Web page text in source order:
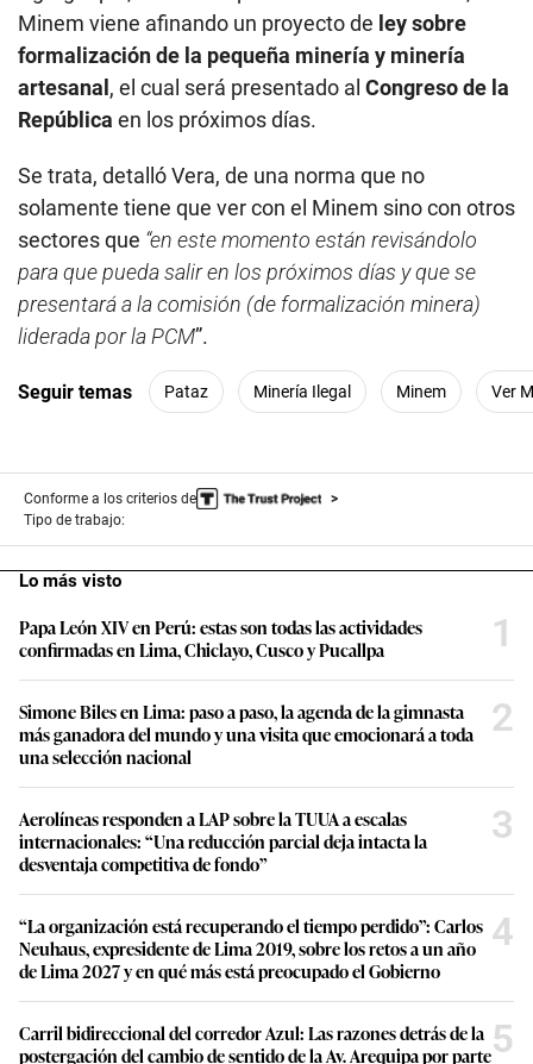
Minem viene afinando un proyecto de ley sobre
formalización de la pequeña minería y minería
artesanal , el cual será presentado al Congreso de la
República en los próximos días.
Se trata, detalló Vera, de una norma que no
solamente tiene que ver con el Minem sino con otros
sectores que “en este momento están revisándolo
para que pueda salir en los próximos días y que se
presentará a la comisión (de formalización minera)
liderada por la PCM”.
Seguir temas Pataz Minería Ilegal Minem Ver
Conforme a los criterios de
Tipo de trabajo:
Lo más visto
Papa León XIV en Perú: estas son todas las actividades
confirmadas en Lima, Chiclayo, Cusco y Pucallpa
1
Simone Biles en Lima: paso a paso, la agenda de la gimnasta
más ganadora del mundo y una visita que emocionará a toda
una selección nacional
2
Aerolíneas responden a LAP sobre la TUUA a escalas
internacionales: “Una reducción parcial deja intacta la
desventaja competitiva de fondo”
3
“La organización está recuperando el tiempo perdido”: Carlos
Neuhaus, expresidente de Lima 2019, sobre los retos a un año
de Lima 2027 y en qué más está preocupado el Gobierno
4
Carril bidireccional del corredor Azul: Las razones detrás de la
postergación del cambio de sentido de la Av. Arequipa por parte5